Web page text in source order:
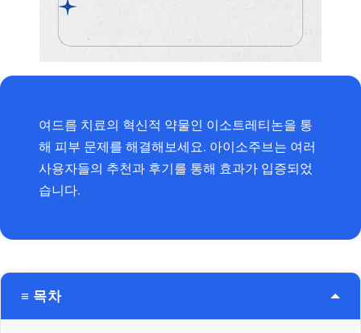
여드름 치료의 혁신적 약물인 이소트레티논을 통
해 피부 문제를 해결해보세요. 아이소주브는 여러
사용자들의 추천과 후기를 통해 효과가 입증되었
습니다.
≡ 목차